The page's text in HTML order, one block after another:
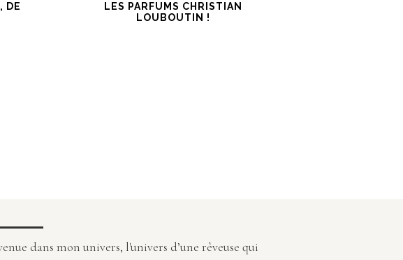
DE
LES PARFUMS CHRISTIAN
LOUBOUTIN !
dans mon univers, l'univers d’une rêveuse qui